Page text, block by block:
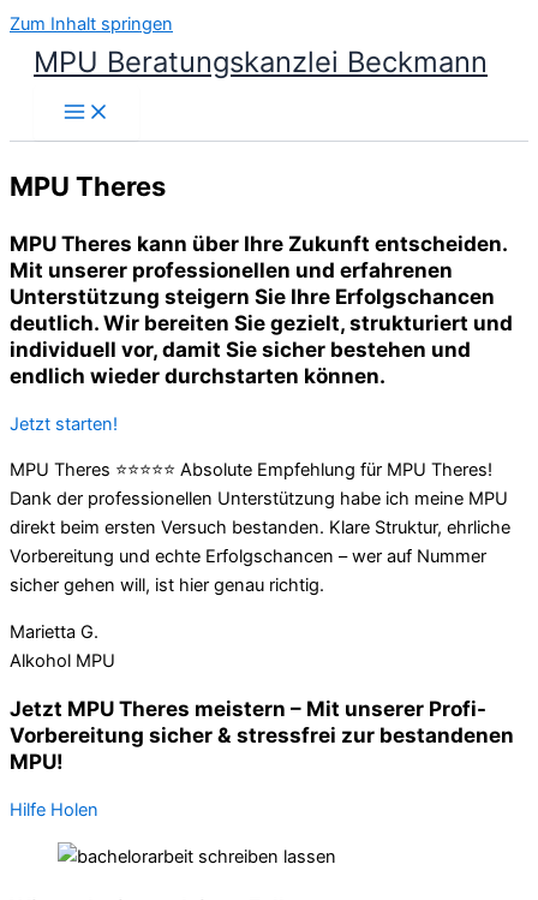
Zum Inhalt springen
MPU Beratungskanzlei Beckmann
MPU Theres
MPU Theres kann über Ihre Zukunft entscheiden.
Mit unserer professionellen und erfahrenen
Unterstützung steigern Sie Ihre Erfolgschancen
deutlich. Wir bereiten Sie gezielt, strukturiert und
individuell vor, damit Sie sicher bestehen und
endlich wieder durchstarten können.
Jetzt starten!
MPU Theres ⭐⭐⭐⭐⭐ Absolute Empfehlung für MPU Theres!
Dank der professionellen Unterstützung habe ich meine MPU
direkt beim ersten Versuch bestanden. Klare Struktur, ehrliche
Vorbereitung und echte Erfolgschancen – wer auf Nummer
sicher gehen will, ist hier genau richtig.
Marietta G.
Alkohol MPU
Jetzt MPU Theres meistern – Mit unserer Profi-
Vorbereitung sicher & stressfrei zur bestandenen
MPU!
Hilfe Holen